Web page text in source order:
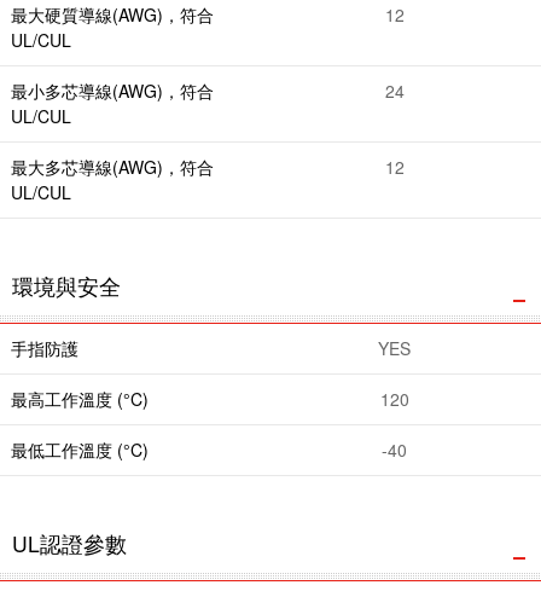
最大硬質導線(AWG)，符合
UL/CUL
12
最小多芯導線(AWG)，符合
UL/CUL
24
最大多芯導線(AWG)，符合
UL/CUL
12
環境與安全
手指防護 YES
最高工作溫度 (°C) 120
最低工作溫度 (°C) -40
UL認證參數